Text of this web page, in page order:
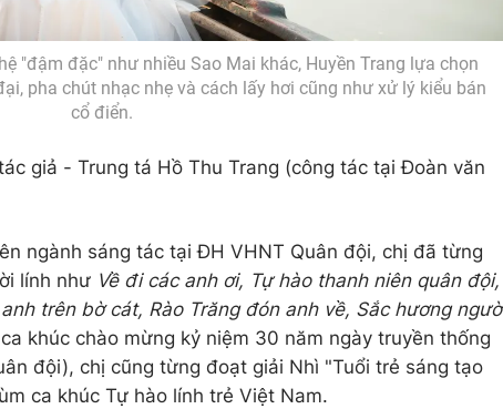
"đậm đặc" như nhiều Sao Mai khác, Huyền Trang lựa chọn
pha chút nhạc nhẹ và cách lấy hơi cũng như xử lý kiểu bán
cổ điển.
giả - Trung tá Hồ Thu Trang (công tác tại Đoàn văn
ngành sáng tác tại ĐH VHNT Quân đội, chị đã từng
lính như Về đi các anh ơi, Tự hào thanh niên quân đội,
trên bờ cát, Rào Trăng đón anh về, Sắc hương
khúc chào mừng kỷ niệm 30 năm ngày truyền thống
đội), chị cũng từng đoạt giải Nhì "Tuổi trẻ sáng tạo
ca khúc Tự hào lính trẻ Việt Nam.